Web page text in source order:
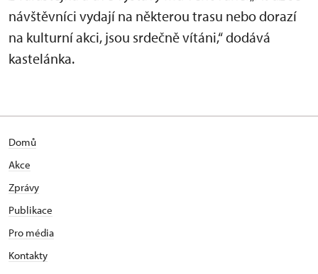
návštěvníci vydají na některou trasu nebo dorazí
na kulturní akci, jsou srdečně vítáni,“ dodává
kastelánka.
Domů
Akce
Zprávy
Publikace
Pro média
Kontakty